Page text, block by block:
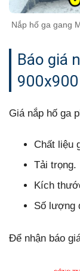
Nắp hố ga gang
Báo giá
900x900
Giá nắp hố ga
Chất liệu
Tải trọng.
Kích
Số lượng
Để nhận báo